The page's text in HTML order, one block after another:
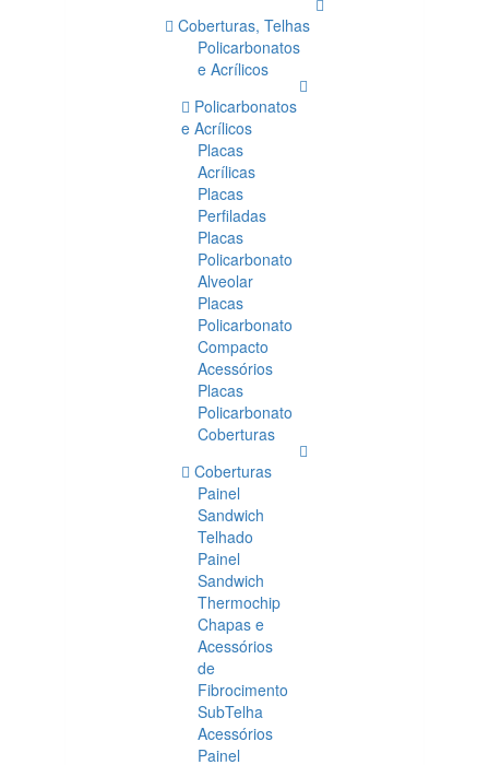
Coberturas, Telhas
Policarbonatos
e Acrílicos
Policarbonatos
e Acrílicos
Placas
Acrílicas
Placas
Perfiladas
Placas
Policarbonato
Alveolar
Placas
Policarbonato
Compacto
Acessórios
Placas
Policarbonato
Coberturas
Coberturas
Painel
Sandwich
Telhado
Painel
Sandwich
Thermochip
Chapas e
Acessórios
de
Fibrocimento
SubTelha
Acessórios
Painel